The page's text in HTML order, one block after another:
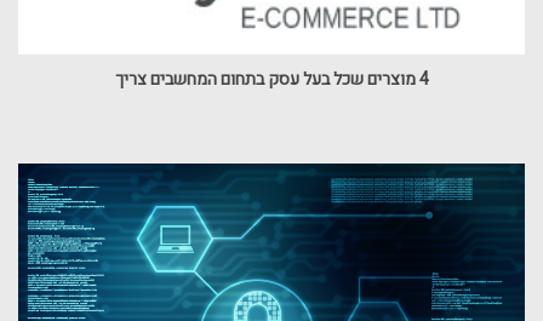
4 מוצרים שכל בעל עסק בתחום המחשבים צריך